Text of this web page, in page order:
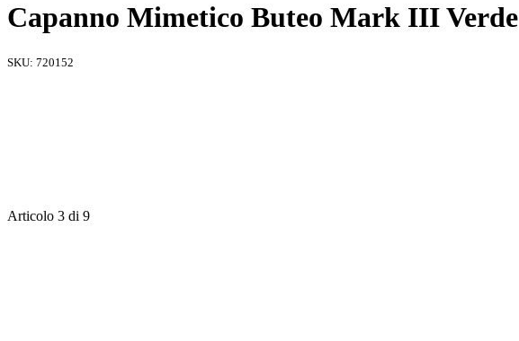
Capanno Mimetico Buteo Mark III Verde
SKU: 720152
Articolo 3 di 9